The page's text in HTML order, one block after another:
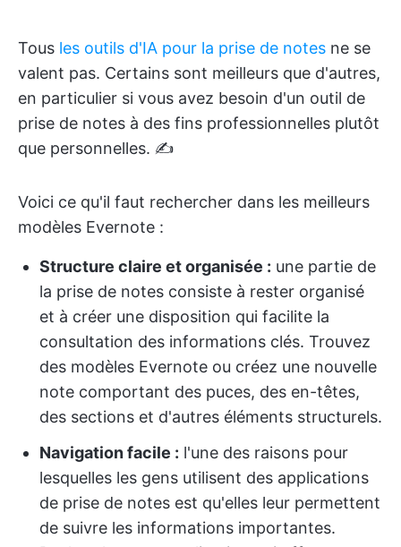
Tous les outils d'IA pour la prise de notes ne se
valent pas. Certains sont meilleurs que d'autres,
en particulier si vous avez besoin d'un outil de
prise de notes à des fins professionnelles plutôt
que personnelles. ✍️
Voici ce qu'il faut rechercher dans les meilleurs
modèles Evernote :
Structure claire et organisée : une partie de
la prise de notes consiste à rester organisé
et à créer une disposition qui facilite la
consultation des informations clés. Trouvez
des modèles Evernote ou créez une nouvelle
note comportant des puces, des en-têtes,
des sections et d'autres éléments structurels.
Navigation facile : l'une des raisons pour
lesquelles les gens utilisent des applications
de prise de notes est qu'elles leur permettent
de suivre les informations importantes.